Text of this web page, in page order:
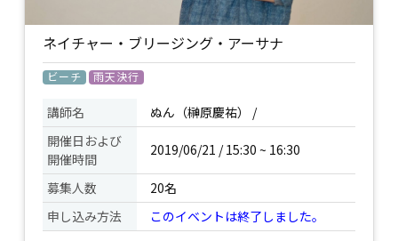
ネイチャー・ブリージング・アーサナ
ビーチ 雨天決行
講師名
ぬん（榊原慶祐） /
開催日および
開催時間
2019/06/21 / 15:30 ~ 16:30
募集人数
20名
申し込み方法
このイベントは終了しました。